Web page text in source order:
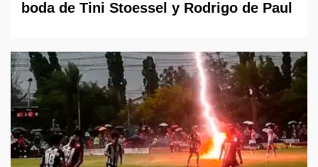
boda de Tini Stoessel y Rodrigo de Paul